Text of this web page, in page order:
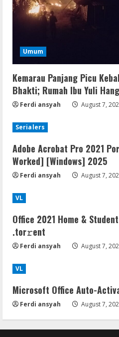
Umum
Kemarau Panjang Picu
Bhakti; Rumah Ibu Yuli
Ferdi ansyah August 7,
Serialers
Adobe Acrobat Pro 2021
Worked] [Windows] 2025
Ferdi ansyah August 7,
VL
Office 2021 Home &
.tоr𝚛еnt
Ferdi ansyah August 7,
VL
Microsoft Office Auto-
Ferdi ansyah August 7,